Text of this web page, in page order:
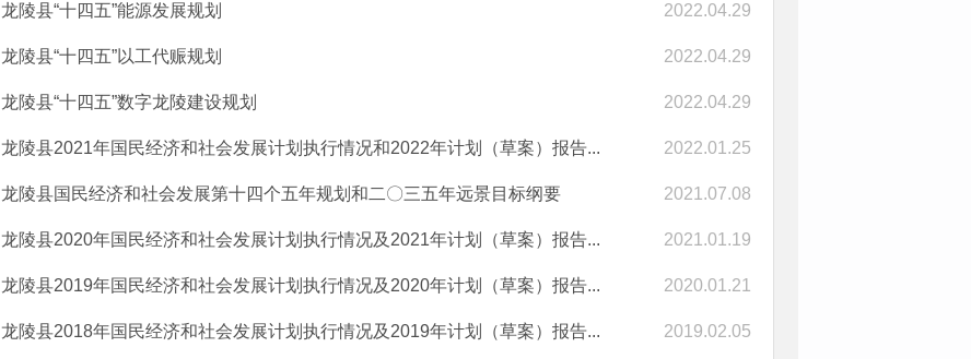
龙陵县“十四五”能源发展规划 2022.04.29
龙陵县“十四五”以工代赈规划 2022.04.29
龙陵县“十四五”数字龙陵建设规划 2022.04.29
龙陵县2021年国民经济和社会发展计划执行情况和2022年计划（草案）报告... 2022.01.25
龙陵县国民经济和社会发展第十四个五年规划和二〇三五年远景目标纲要 2021.07.08
龙陵县2020年国民经济和社会发展计划执行情况及2021年计划（草案）报告... 2021.01.19
龙陵县2019年国民经济和社会发展计划执行情况及2020年计划（草案）报告... 2020.01.21
龙陵县2018年国民经济和社会发展计划执行情况及2019年计划（草案）报告... 2019.02.05